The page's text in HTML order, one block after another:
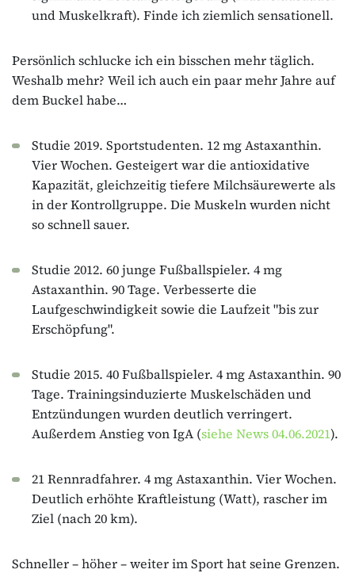
und Muskelkraft). Finde ich ziemlich sensationell.
Persönlich schlucke ich ein bisschen mehr täglich.
Weshalb mehr? Weil ich auch ein paar mehr Jahre auf
dem Buckel habe…
Studie 2019. Sportstudenten. 12 mg Astaxanthin.
Vier Wochen. Gesteigert war die antioxidative
Kapazität, gleichzeitig tiefere Milchsäurewerte als
in der Kontrollgruppe. Die Muskeln wurden nicht
so schnell sauer.
Studie 2012. 60 junge Fußballspieler. 4 mg
Astaxanthin. 90 Tage. Verbesserte die
Laufgeschwindigkeit sowie die Laufzeit "bis zur
Erschöpfung".
Studie 2015. 40 Fußballspieler. 4 mg Astaxanthin. 90
Tage. Trainingsinduzierte Muskelschäden und
Entzündungen wurden deutlich verringert.
Außerdem Anstieg von IgA (siehe News 04.06.2021).
21 Rennradfahrer. 4 mg Astaxanthin. Vier Wochen.
Deutlich erhöhte Kraftleistung (Watt), rascher im
Ziel (nach 20 km).
Schneller – höher – weiter im Sport hat seine Grenzen.